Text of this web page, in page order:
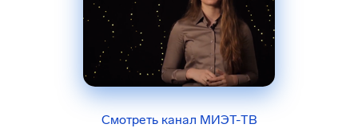
Смотреть канал МИЭТ-ТВ